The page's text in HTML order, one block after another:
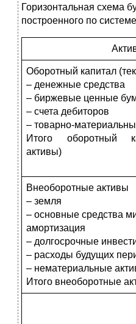
Горизонтальная схема
построенного по
Оборотный капитал
– денежные средства
– биржевые ценные
– счета дебиторов
– товарно-
Итого оборотный
активы)
Внеоборотные активы
– земля
– основные средства
амортизация
– долгосрочные
– расходы будущих
– нематериальные
Итого внеоборотные